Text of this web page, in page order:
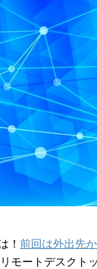
！ 前回は外出先
モートデスクト